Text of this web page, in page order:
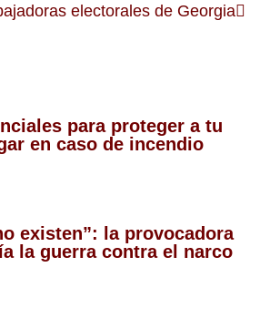
electorales de Georgia
para proteger a tu
en caso de incendio
existen”: la provocadora
la guerra contra el narco